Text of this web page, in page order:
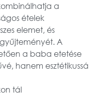
a
ételek
elemet, és
A
a baba etetése
hanem esztétikussá
tál